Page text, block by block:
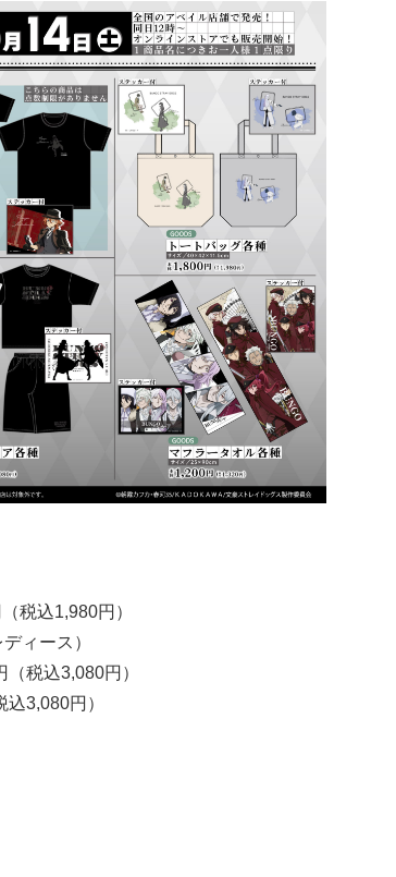
税込1,980円）
ィース）
税込3,080円）
3,080円）